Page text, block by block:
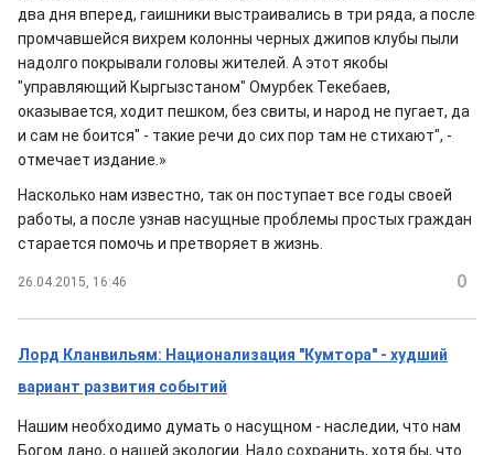
два дня вперед, гаишники выстраивались в три ряда, а после
промчавшейся вихрем колонны черных джипов клубы пыли
надолго покрывали головы жителей. А этот якобы
"управляющий Кыргызстаном" Омурбек Текебаев,
оказывается, ходит пешком, без свиты, и народ не пугает, да
и сам не боится" - такие речи до сих пор там не стихают", -
отмечает издание.»
Насколько нам известно, так он поступает все годы своей
работы, а после узнав насущные проблемы простых граждан
старается помочь и претворяет в жизнь.
26.04.2015, 16:46 0
Лорд Кланвильям: Национализация "Кумтора" - худший
вариант развития событий
Нашим необходимо думать о насущном - наследии, что нам
Богом дано, о нашей экологии. Надо сохранить, хотя бы, что